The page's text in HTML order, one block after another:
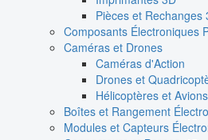
Pièces et Rechanges
Composants Électroniques
Caméras et Drones
Caméras d'Action
Drones et
Hélicoptères et
Boîtes et Rangement
Modules et Capteurs